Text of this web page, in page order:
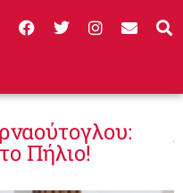
Πήλιο!